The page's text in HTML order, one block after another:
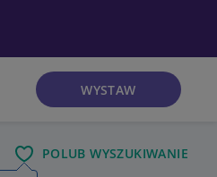
WYSTAW
POLUB WYSZUKIWANIE